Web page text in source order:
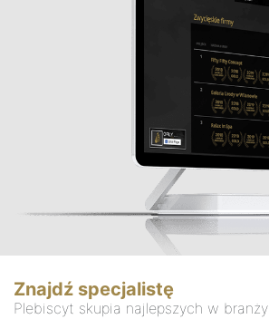
Znajdź specjalistę
Plebiscyt skupia najlepszych w branży